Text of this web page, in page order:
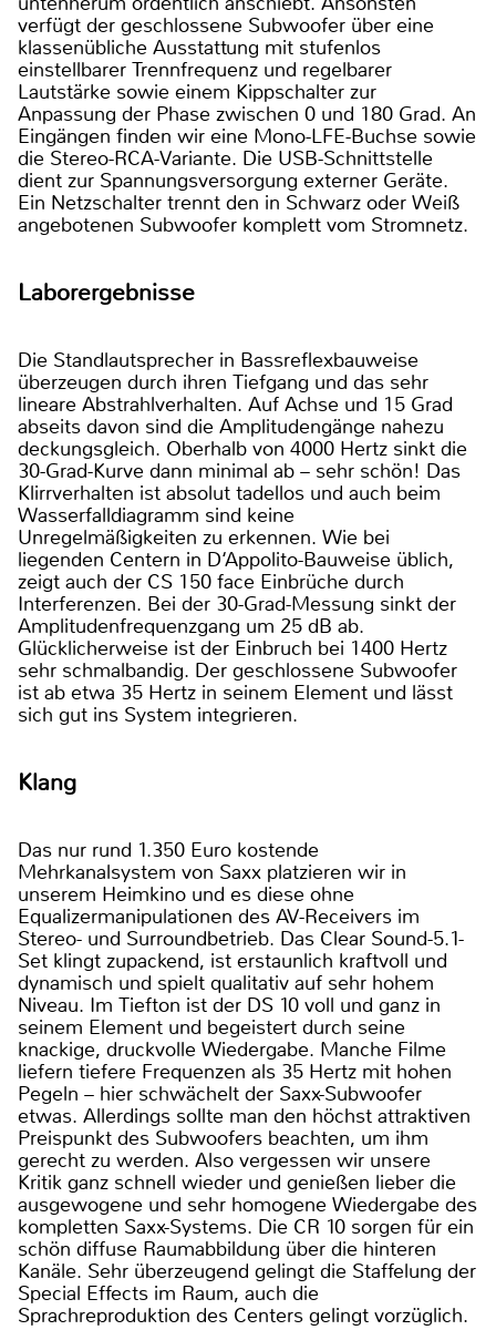
verfügt der geschlossene Subwoofer über eine
klassenübliche Ausstattung mit stufenlos
einstellbarer Trennfrequenz und regelbarer
Lautstärke sowie einem Kippschalter zur
Anpassung der Phase zwischen 0 und 180 Grad. An
Eingängen finden wir eine Mono-LFE-Buchse sowie
die Stereo-RCA-Variante. Die USB-Schnittstelle
dient zur Spannungsversorgung externer Geräte.
Ein Netzschalter trennt den in Schwarz oder Weiß
angebotenen Subwoofer komplett vom Stromnetz.
Laborergebnisse
Die Standlautsprecher in Bassreflexbauweise
überzeugen durch ihren Tiefgang und das sehr
lineare Abstrahlverhalten. Auf Achse und 15 Grad
abseits davon sind die Amplitudengänge nahezu
deckungsgleich. Oberhalb von 4000 Hertz sinkt die
30-Grad-Kurve dann minimal ab – sehr schön! Das
Klirrverhalten ist absolut tadellos und auch beim
Wasserfalldiagramm sind keine
Unregelmäßigkeiten zu erkennen. Wie bei
liegenden Centern in D‘Appolito-Bauweise üblich,
zeigt auch der CS 150 face Einbrüche durch
Interferenzen. Bei der 30-Grad-Messung sinkt der
Amplitudenfrequenzgang um 25 dB ab.
Glücklicherweise ist der Einbruch bei 1400 Hertz
sehr schmalbandig. Der geschlossene Subwoofer
ist ab etwa 35 Hertz in seinem Element und lässt
sich gut ins System integrieren.
Klang
Das nur rund 1.350 Euro kostende
Mehrkanalsystem von Saxx platzieren wir in
unserem Heimkino und es diese ohne
Equalizermanipulationen des AV-Receivers im
Stereo- und Surroundbetrieb. Das Clear Sound-5.1-
Set klingt zupackend, ist erstaunlich kraftvoll und
dynamisch und spielt qualitativ auf sehr hohem
Niveau. Im Tiefton ist der DS 10 voll und ganz in
seinem Element und begeistert durch seine
knackige, druckvolle Wiedergabe. Manche Filme
liefern tiefere Frequenzen als 35 Hertz mit hohen
Pegeln – hier schwächelt der Saxx-Subwoofer
etwas. Allerdings sollte man den höchst attraktiven
Preispunkt des Subwoofers beachten, um ihm
gerecht zu werden. Also vergessen wir unsere
Kritik ganz schnell wieder und genießen lieber die
ausgewogene und sehr homogene Wiedergabe des
kompletten Saxx-Systems. Die CR 10 sorgen für ein
schön diffuse Raumabbildung über die hinteren
Kanäle. Sehr überzeugend gelingt die Staffelung der
Special Effects im Raum, auch die
Sprachreproduktion des Centers gelingt vorzüglich.